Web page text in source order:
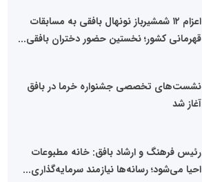
اعزام ۱۲ شمشیرباز نونهال بافقی به مسابقات
قهرمانی کشور؛ نخستین حضور دختران بافقی...
نشست‌های تخصصی جشنواره خرما در بافق
آغاز شد
رئیس فرهنگ و ارشاد بافق: خانه مطبوعات
احیا می‌شود؛ رسانه‌ها نیازمند سرمایه‌گذاری...